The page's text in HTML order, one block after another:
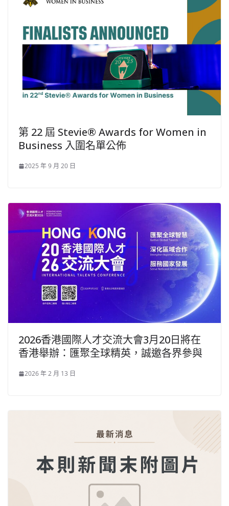
第 22 屆 Stevie® Awards for Women in
Business 入圍名單公佈
2025 年 9 月 20 日
2026香港國際人才交流大會3月20日將在
香港舉辦：匯聚全球精英，誠邀各界參與
2026 年 2 月 13 日